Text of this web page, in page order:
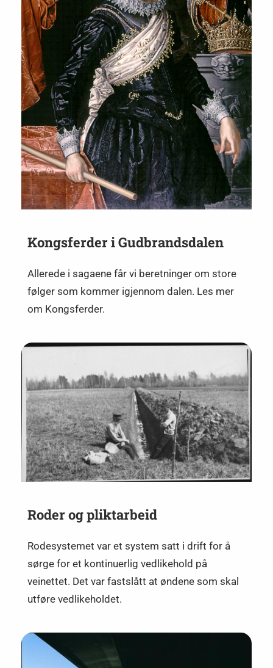
Kongsferder i Gudbrandsdalen
Allerede i sagaene får vi beretninger om store
følger som kommer igjennom dalen. Les mer
om Kongsferder.
Roder og pliktarbeid
Rodesystemet var et system satt i drift for å
sørge for et kontinuerlig vedlikehold på
veinettet. Det var fastslått at øndene som skal
utføre vedlikeholdet.